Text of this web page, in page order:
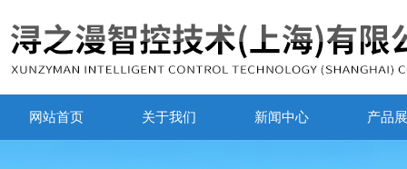
网站首页 关于我们 新闻中心 产品